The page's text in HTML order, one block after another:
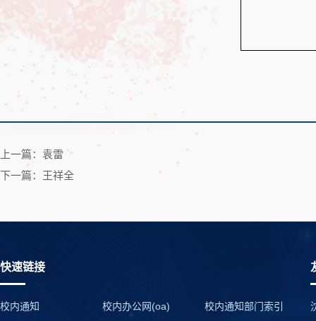
上一篇：袁雷
下一篇：王祥全
快速链接
校内通知 校内办公网(oa)
校内通知部门索引